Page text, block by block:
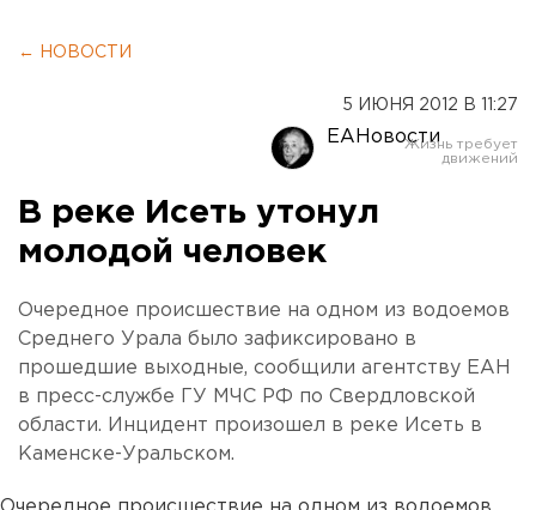
← НОВОСТИ
5 ИЮНЯ 2012 В 11:27
ЕАНовости
В реке Исеть утонул
молодой человек
Очередное происшествие на одном из водоемов
Среднего Урала было зафиксировано в
прошедшие выходные, сообщили агентству ЕАН
в пресс-службе ГУ МЧС РФ по Свердловской
области. Инцидент произошел в реке Исеть в
Каменске-Уральском.